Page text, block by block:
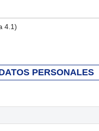
4.1)
PERSONALES